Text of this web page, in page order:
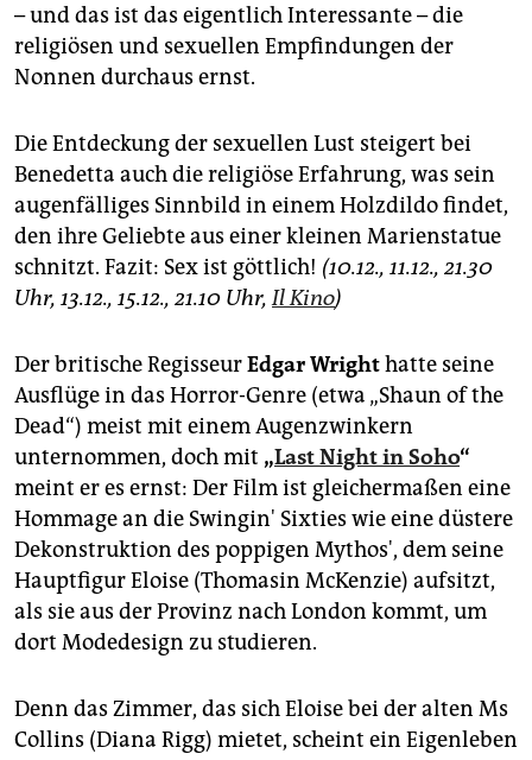
– und das ist das eigentlich Interessante – die
religiösen und sexuellen Empfindungen der
Nonnen durchaus ernst.
Die Entdeckung der sexuellen Lust steigert bei
Benedetta auch die religiöse Erfahrung, was sein
augenfälliges Sinnbild in einem Holzdildo findet,
den ihre Geliebte aus einer kleinen Marienstatue
schnitzt. Fazit: Sex ist göttlich! (10.12., 11.12., 21.30
Uhr, 13.12., 15.12., 21.10 Uhr,Il Kino)
Der britische RegisseurEdgar Wrighthatte seine
Ausflüge in das Horror-Genre (etwa „Shaun of the
Dead“) meist mit einem Augenzwinkern
unternommen, doch mit „Last Night in Soho“
meint er es ernst: Der Film ist gleichermaßen eine
Hommage an die Swingin' Sixties wie eine düstere
Dekonstruktion des poppigen Mythos', dem seine
Hauptfigur Eloise (Thomasin McKenzie) aufsitzt,
als sie aus der Provinz nach London kommt, um
dort Modedesign zu studieren.
Denn das Zimmer, das sich Eloise bei der alten Ms
Collins (Diana Rigg) mietet, scheint ein Eigenleben